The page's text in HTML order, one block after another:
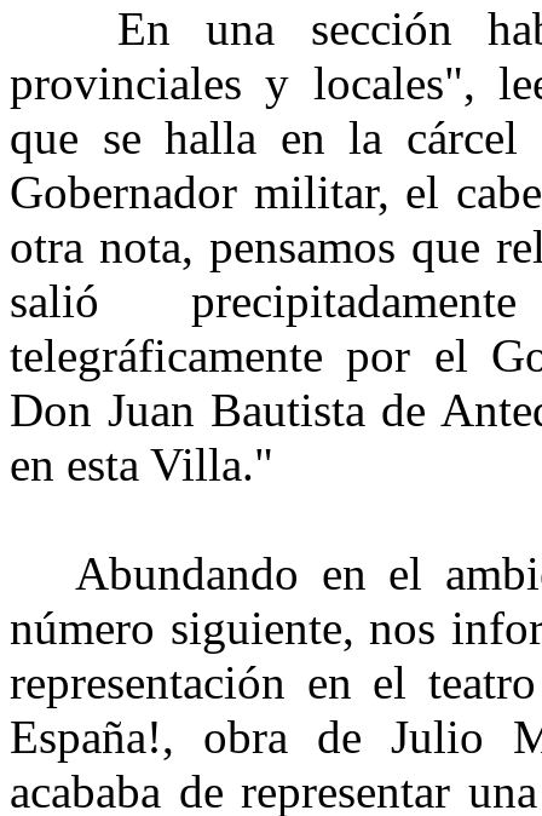
En una sección
provinciales y locales",
que se halla en la cárcel
Gobernador militar, el
otra nota, pensamos que
salió
telegráficamente por el
Don Juan Bautista de
en esta Villa."
Abundando en el
número siguiente, nos
representación en el
España!, obra de Julio
acababa de representar